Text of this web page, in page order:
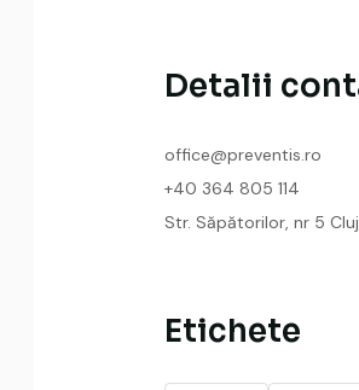
Detalii
office@preventis.ro
+40 364 805 114
Str. Săpătorilor, nr 5
Etichete